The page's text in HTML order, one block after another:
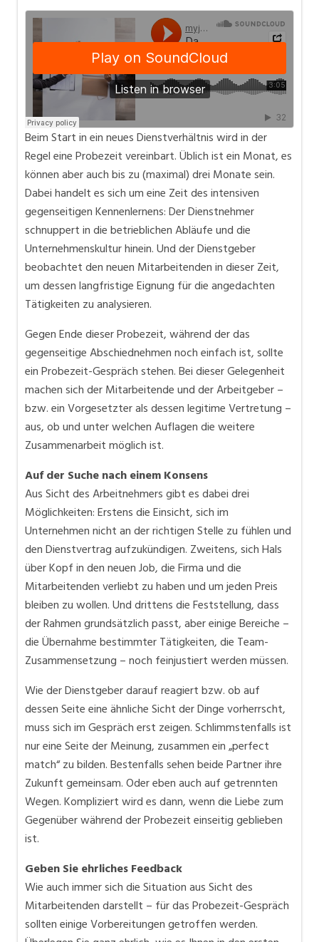
Beim Start in ein neues Dienstverhältnis wird in der
Regel eine Probezeit vereinbart. Üblich ist ein Monat, es
können aber auch bis zu (maximal) drei Monate sein.
Dabei handelt es sich um eine Zeit des intensiven
gegenseitigen Kennenlernens: Der Dienstnehmer
schnuppert in die betrieblichen Abläufe und die
Unternehmenskultur hinein. Und der Dienstgeber
beobachtet den neuen Mitarbeitenden in dieser Zeit,
um dessen langfristige Eignung für die angedachten
Tätigkeiten zu analysieren.
Gegen Ende dieser Probezeit, während der das
gegenseitige Abschiednehmen noch einfach ist, sollte
ein Probezeit-Gespräch stehen. Bei dieser Gelegenheit
machen sich der Mitarbeitende und der Arbeitgeber –
bzw. ein Vorgesetzter als dessen legitime Vertretung –
aus, ob und unter welchen Auflagen die weitere
Zusammenarbeit möglich ist.
Auf der Suche nach einem Konsens
Aus Sicht des Arbeitnehmers gibt es dabei drei
Möglichkeiten: Erstens die Einsicht, sich im
Unternehmen nicht an der richtigen Stelle zu fühlen und
den Dienstvertrag aufzukündigen. Zweitens, sich Hals
über Kopf in den neuen Job, die Firma und die
Mitarbeitenden verliebt zu haben und um jeden Preis
bleiben zu wollen. Und drittens die Feststellung, dass
der Rahmen grundsätzlich passt, aber einige Bereiche –
die Übernahme bestimmter Tätigkeiten, die Team-
Zusammensetzung – noch feinjustiert werden müssen.
Wie der Dienstgeber darauf reagiert bzw. ob auf
dessen Seite eine ähnliche Sicht der Dinge vorherrscht,
muss sich im Gespräch erst zeigen. Schlimmstenfalls ist
nur eine Seite der Meinung, zusammen ein „perfect
match“ zu bilden. Bestenfalls sehen beide Partner ihre
Zukunft gemeinsam. Oder eben auch auf getrennten
Wegen. Kompliziert wird es dann, wenn die Liebe zum
Gegenüber während der Probezeit einseitig geblieben
ist.
Geben Sie ehrliches Feedback
Wie auch immer sich die Situation aus Sicht des
Mitarbeitenden darstellt – für das Probezeit-Gespräch
sollten einige Vorbereitungen getroffen werden.